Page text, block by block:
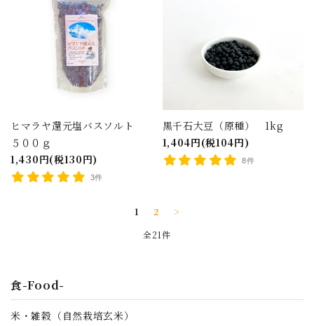
ヒマラヤ還元塩バスソルト
５００ｇ
1,430円(税130円)
3件
黒千石大豆（原種） 1kg
1,404円(税104円)
8件
1 2
>
全21件
食-Food-
米・雑穀（自然栽培玄米）